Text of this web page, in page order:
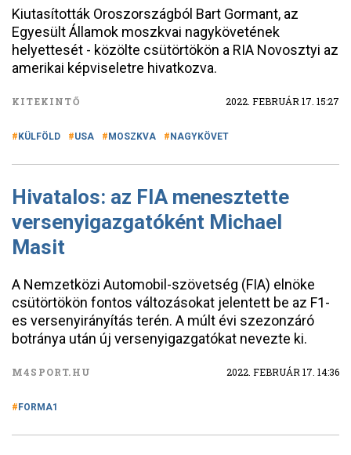
Kiutasították Oroszországból Bart Gormant, az
Egyesült Államok moszkvai nagykövetének
helyettesét - közölte csütörtökön a RIA Novosztyi az
amerikai képviseletre hivatkozva.
KITEKINTŐ 2022. FEBRUÁR 17. 15:27
KÜLFÖLD USA MOSZKVA NAGYKÖVET
Hivatalos: az FIA menesztette
versenyigazgatóként Michael
Masit
A Nemzetközi Automobil-szövetség (FIA) elnöke
csütörtökön fontos változásokat jelentett be az F1-
es versenyirányítás terén. A múlt évi szezonzáró
botránya után új versenyigazgatókat nevezte ki.
M4SPORT.HU 2022. FEBRUÁR 17. 14:36
FORMA1